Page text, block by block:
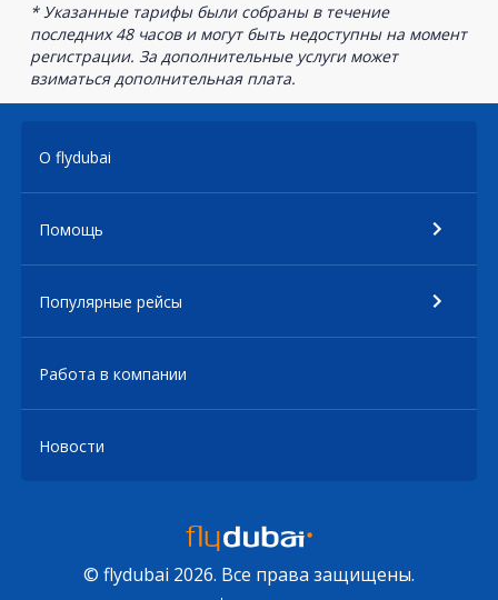
* Указанные тарифы были собраны в течение
последних 48 часов и могут быть недоступны на момент
регистрации. За дополнительные услуги может
взиматься дополнительная плата.
О flydubai
Помощь
Популярные рейсы
Работа в компании
Новости
© flydubai 2026. Все права защищены.